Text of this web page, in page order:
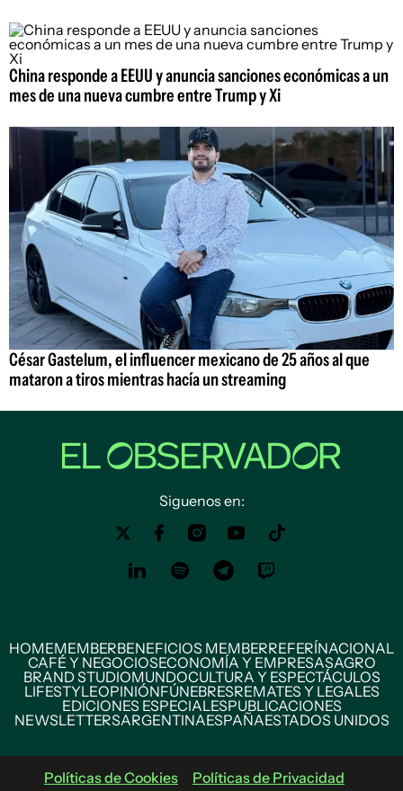
China responde a EEUU y anuncia sanciones económicas a un
mes de una nueva cumbre entre Trump y Xi
César Gastelum, el influencer mexicano de 25 años al que
mataron a tiros mientras hacía un streaming
Siguenos en:
HOMEMEMBERBENEFICIOS MEMBERREFERÍNACIONAL
CAFÉ Y NEGOCIOSECONOMÍA Y EMPRESASAGRO
BRAND STUDIOMUNDOCULTURA Y ESPECTÁCULOS
LIFESTYLEOPINIÓNFÚNEBRESREMATES Y LEGALES
EDICIONES ESPECIALESPUBLICACIONES
NEWSLETTERSARGENTINAESPAÑAESTADOS UNIDOS
Políticas de Cookies Políticas de Privacidad